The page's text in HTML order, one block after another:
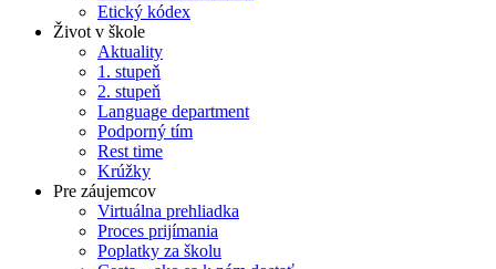
Etický kódex
Život v škole
Aktuality
1. stupeň
2. stupeň
Language department
Podporný tím
Rest time
Krúžky
Pre záujemcov
Virtuálna prehliadka
Proces prijímania
Poplatky za školu